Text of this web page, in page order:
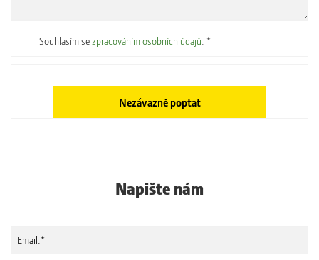
Souhlasím sezpracováním osobních údajů . *
Napište nám